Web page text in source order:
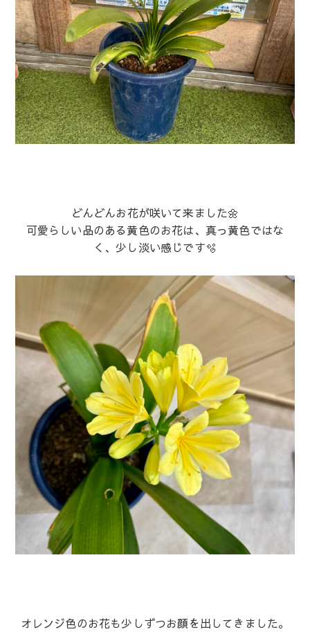
どんどんお花が咲いて来ました🌼
可愛らしい品のある黄色のお花は、真っ黄色ではな
く、少し淡い感じです🫧
オレンジ色のお花も少しずつお顔を出してきました。